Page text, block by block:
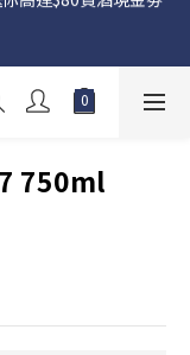
務📦
服務📦
750ml